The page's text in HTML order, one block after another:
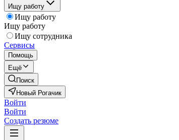
Ищу работу
Ищу работу
Ищу работу
Ищу сотрудника
Сервисы
Помощь
Ещё
Поиск
Новый Рогачик
Войти
Войти
Создать резюме